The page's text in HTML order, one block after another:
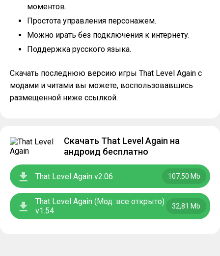
моментов.
Простота управления персонажем.
Можно ирать без подключения к интернету.
Поддержка русского языка.
Скачать последнюю версию игры That Level Again с
модами и читами вы можете, воспользовавшись
размещенной ниже ссылкой.
Скачать That Level Again на
андроид бесплатно
That Level Again v2.06 107.50 Mb
That Level Again (Мод: все открыто)
v1.54
32,81 Mb